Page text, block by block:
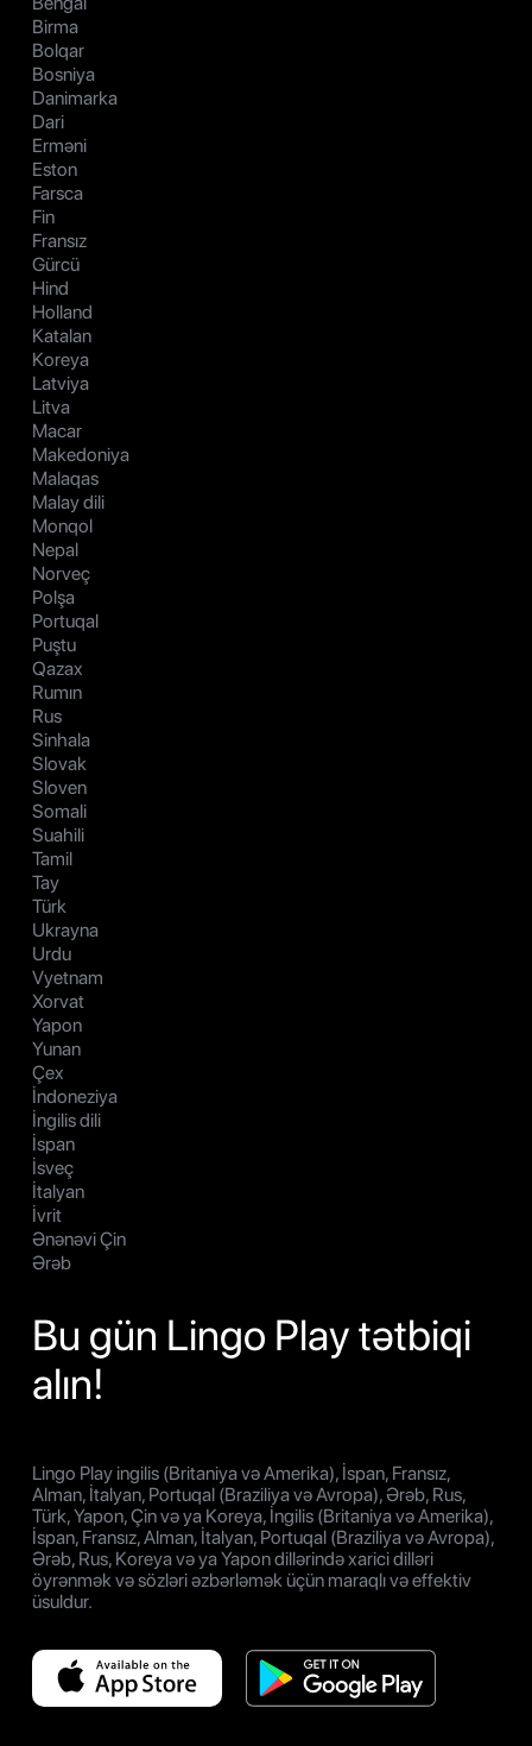
Birma
Bolqar
Bosniya
Danimarka
Dari
Erməni
Eston
Farsca
Fin
Fransız
Gürcü
Hind
Holland
Katalan
Koreya
Latviya
Litva
Macar
Makedoniya
Malaqas
Malay dili
Monqol
Nepal
Norveç
Polşa
Portuqal
Puştu
Qazax
Rumın
Rus
Sinhala
Slovak
Sloven
Somali
Suahili
Tamil
Tay
Türk
Ukrayna
Urdu
Vyetnam
Xorvat
Yapon
Yunan
Çex
İndoneziya
İngilis dili
İspan
İsveç
İtalyan
İvrit
Ənənəvi Çin
Ərəb
Bu gün Lingo Play tətbiqi
alın!
Lingo Play ingilis (Britaniya və Amerika), İspan, Fransız,
Alman, İtalyan, Portuqal (Braziliya və Avropa), Ərəb, Rus,
Türk, Yapon, Çin və ya Koreya, İngilis (Britaniya və Amerika),
İspan, Fransız, Alman, İtalyan, Portuqal (Braziliya və Avropa),
Ərəb, Rus, Koreya və ya Yapon dillərində xarici dilləri
öyrənmək və sözləri əzbərləmək üçün maraqlı və effektiv
üsuldur.